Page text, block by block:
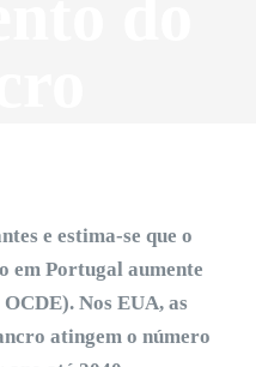
e estima-se que o
em Portugal aumente
Nos EUA, as
atingem o número